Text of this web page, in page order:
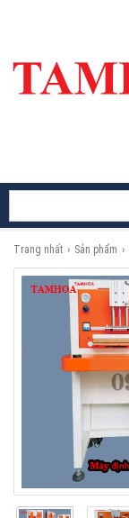
Trang nhất › Sản phẩm ›